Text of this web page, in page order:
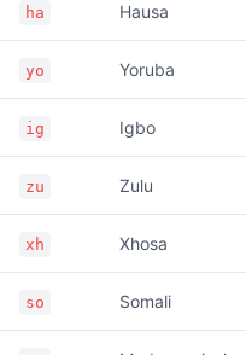
ha Hausa
yo Yoruba
ig Igbo
zu Zulu
xh Xhosa
so Somali